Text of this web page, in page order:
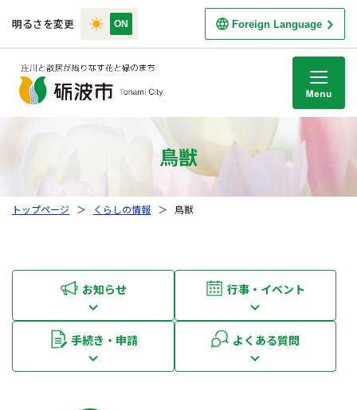
明るさを変更 Foreign Language
鳥獣
トップページ ＞ くらしの情報 ＞ 鳥獣
お知らせ 行事・イベント
手続き・申請 よくある質問